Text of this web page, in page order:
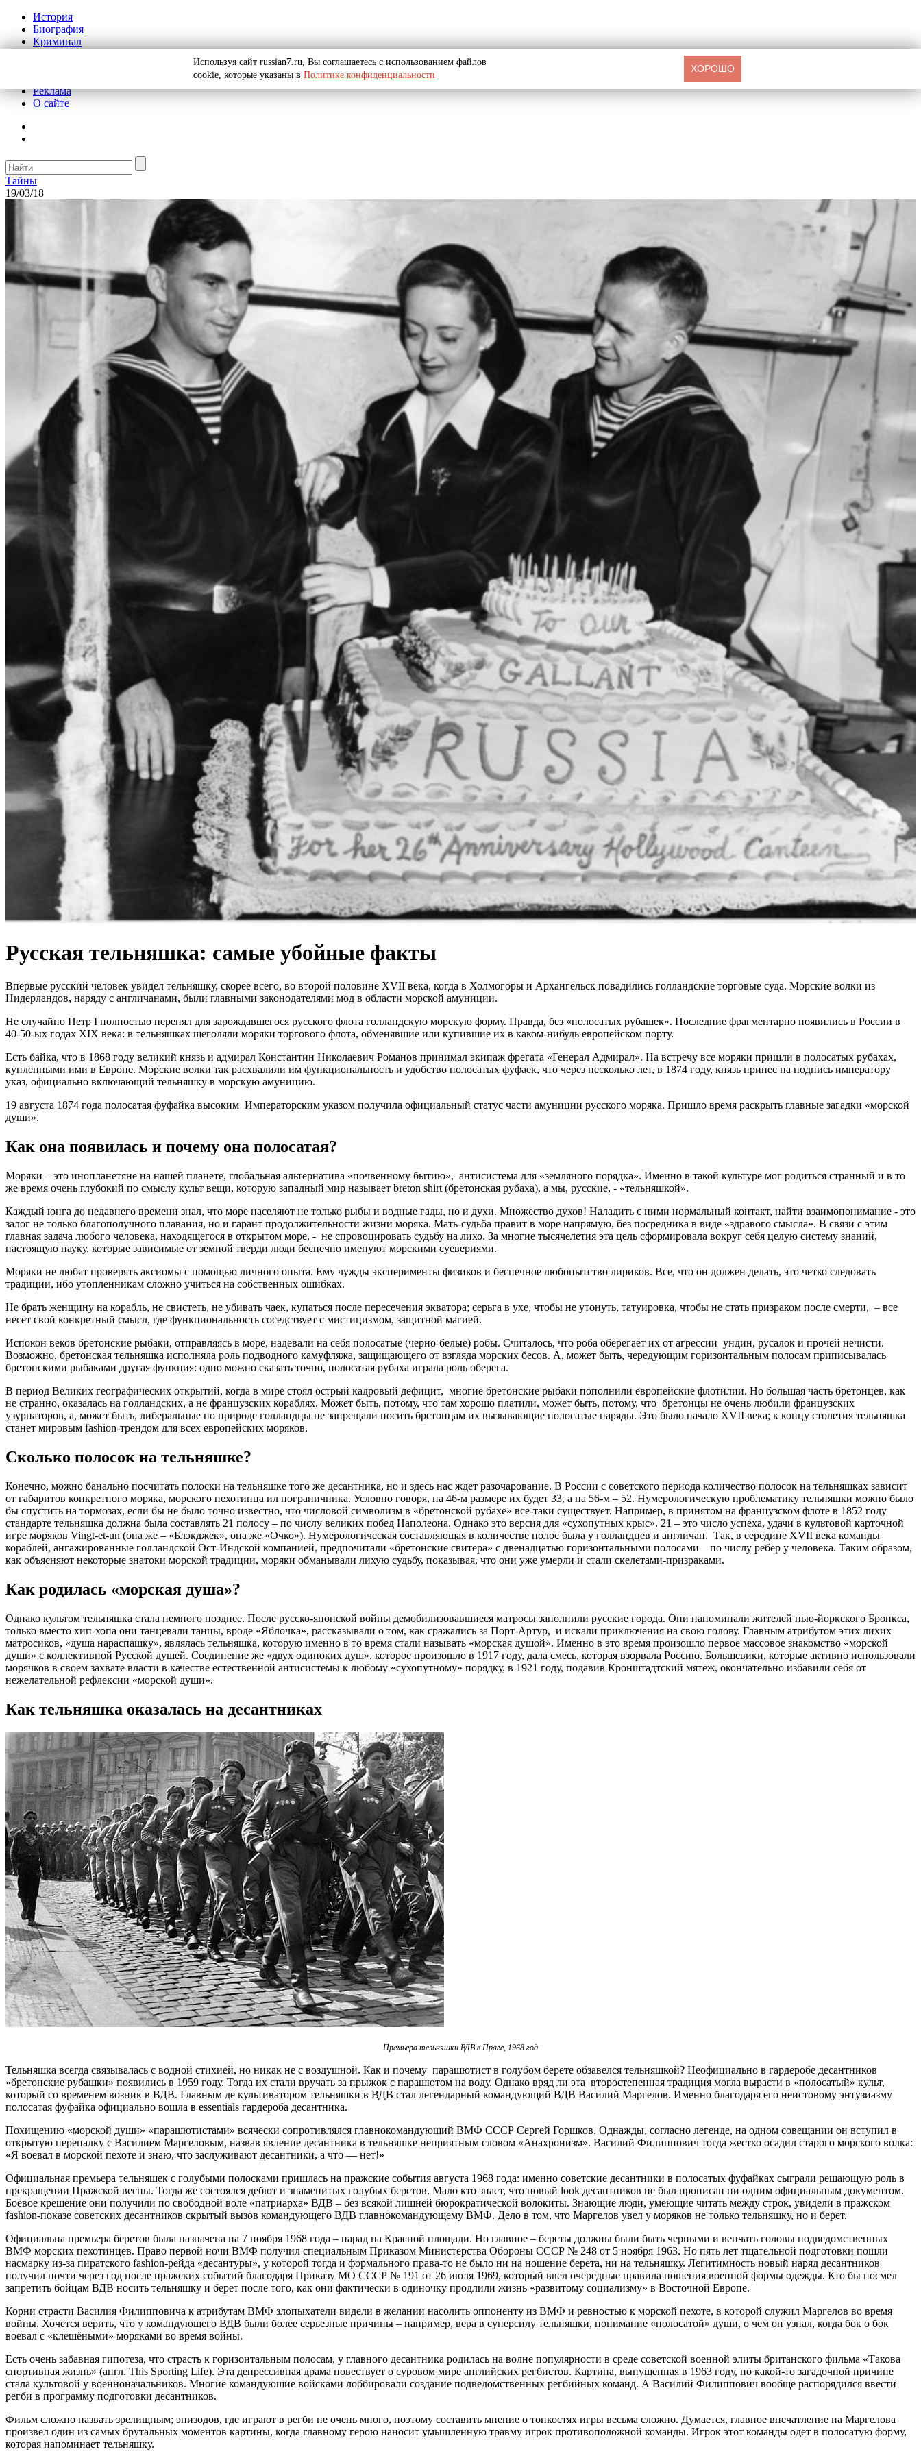
История
Биография
Криминал
Реклама
О сайте
Тайны
19/03/18
Русская тельняшка: самые убойные факты
Впервые русский человек увидел тельняшку, скорее всего, во второй половине XVII века, когда в Холмогоры и Архангельск повадились голландские торговые суда. Морские волки из
Нидерландов, наряду с англичанами, были главными законодателями мод в области морской амуниции.
Не случайно Петр I полностью перенял для зарождавшегося русского флота голландскую морскую форму. Правда, без «полосатых рубашек». Последние фрагментарно появились в России в
40-50-ых годах XIX века: в тельняшках щеголяли моряки торгового флота, обменявшие или купившие их в каком-нибудь европейском порту.
Есть байка, что в 1868 году великий князь и адмирал Константин Николаевич Романов принимал экипаж фрегата «Генерал Адмирал». На встречу все моряки пришли в полосатых рубахах,
купленными ими в Европе. Морские волки так расхвалили им функциональность и удобство полосатых фуфаек, что через несколько лет, в 1874 году, князь принес на подпись императору
указ, официально включающий тельняшку в морскую амуницию.
19 августа 1874 года полосатая фуфайка высоким Императорским указом получила официальный статус части амуниции русского моряка. Пришло время раскрыть главные загадки «морской
души».
Как она появилась и почему она полосатая?
Моряки – это инопланетяне на нашей планете, глобальная альтернатива «почвенному бытию», антисистема для «земляного порядка». Именно в такой культуре мог родиться странный и в то
же время очень глубокий по смыслу культ вещи, которую западный мир называет breton shirt (бретонская рубаха), а мы, русские, - «тельняшкой».
Каждый юнга до недавнего времени знал, что море населяют не только рыбы и водные гады, но и духи. Множество духов! Наладить с ними нормальный контакт, найти взаимопонимание - это
залог не только благополучного плавания, но и гарант продолжительности жизни моряка. Мать-судьба правит в море напрямую, без посредника в виде «здравого смысла». В связи с этим
главная задача любого человека, находящегося в открытом море, - не спровоцировать судьбу на лихо. За многие тысячелетия эта цель сформировала вокруг себя целую систему знаний,
настоящую науку, которые зависимые от земной тверди люди беспечно именуют морскими суевериями.
Моряки не любят проверять аксиомы с помощью личного опыта. Ему чужды эксперименты физиков и беспечное любопытство лириков. Все, что он должен делать, это четко следовать
традиции, ибо утопленникам сложно учиться на собственных ошибках.
Не брать женщину на корабль, не свистеть, не убивать чаек, купаться после пересечения экватора; серьга в ухе, чтобы не утонуть, татуировка, чтобы не стать призраком после смерти, – все
несет свой конкретный смысл, где функциональность соседствует с мистицизмом, защитной магией.
Испокон веков бретонские рыбаки, отправляясь в море, надевали на себя полосатые (черно-белые) робы. Считалось, что роба оберегает их от агрессии ундин, русалок и прочей нечисти.
Возможно, бретонская тельняшка исполняла роль подводного камуфляжа, защищающего от взгляда морских бесов. А, может быть, чередующим горизонтальным полосам приписывалась
бретонскими рыбаками другая функция: одно можно сказать точно, полосатая рубаха играла роль оберега.
В период Великих географических открытий, когда в мире стоял острый кадровый дефицит, многие бретонские рыбаки пополнили европейские флотилии. Но большая часть бретонцев, как
не странно, оказалась на голландских, а не французских кораблях. Может быть, потому, что там хорошо платили, может быть, потому, что бретонцы не очень любили французских
узурпаторов, а, может быть, либеральные по природе голландцы не запрещали носить бретонцам их вызывающие полосатые наряды. Это было начало XVII века; к концу столетия тельняшка
станет мировым fashion-трендом для всех европейских моряков.
Сколько полосок на тельняшке?
Конечно, можно банально посчитать полоски на тельняшке того же десантника, но и здесь нас ждет разочарование. В России с советского периода количество полосок на тельняшках зависит
от габаритов конкретного моряка, морского пехотинца ил пограничника. Условно говоря, на 46-м размере их будет 33, а на 56-м – 52. Нумерологическую проблематику тельняшки можно было
бы спустить на тормозах, если бы не было точно известно, что числовой символизм в «бретонской рубахе» все-таки существует. Например, в принятом на французском флоте в 1852 году
стандарте тельняшка должна была составлять 21 полосу – по числу великих побед Наполеона. Однако это версия для «сухопутных крыс». 21 – это число успеха, удачи в культовой карточной
игре моряков Vingt-et-un (она же – «Блэкджек», она же «Очко»). Нумерологическая составляющая в количестве полос была у голландцев и англичан. Так, в середине XVII века команды
кораблей, ангажированные голландской Ост-Индской компанией, предпочитали «бретонские свитера» с двенадцатью горизонтальными полосами – по числу ребер у человека. Таким образом,
как объясняют некоторые знатоки морской традиции, моряки обманывали лихую судьбу, показывая, что они уже умерли и стали скелетами-призраками.
Как родилась «морская душа»?
Однако культом тельняшка стала немного позднее. После русско-японской войны демобилизовавшиеся матросы заполнили русские города. Они напоминали жителей нью-йоркского Бронкса,
только вместо хип-хопа они танцевали танцы, вроде «Яблочка», рассказывали о том, как сражались за Порт-Артур, и искали приключения на свою голову. Главным атрибутом этих лихих
матросиков, «душа нараспашку», являлась тельняшка, которую именно в то время стали называть «морская душой». Именно в это время произошло первое массовое знакомство «морской
души» с коллективной Русской душей. Соединение же «двух одиноких душ», которое произошло в 1917 году, дала смесь, которая взорвала Россию. Большевики, которые активно использовали
морячков в своем захвате власти в качестве естественной антисистемы к любому «сухопутному» порядку, в 1921 году, подавив Кронштадтский мятеж, окончательно избавили себя от
нежелательной рефлексии «морской души».
Как тельняшка оказалась на десантниках
Премьера тельняшки ВДВ в Праге, 1968 год
Тельняшка всегда связывалась с водной стихией, но никак не с воздушной. Как и почему парашютист в голубом берете обзавелся тельняшкой? Неофициально в гардеробе десантников
«бретонские рубашки» появились в 1959 году. Тогда их стали вручать за прыжок с парашютом на воду. Однако вряд ли эта второстепенная традиция могла вырасти в «полосатый» культ,
который со временем возник в ВДВ. Главным де культиватором тельняшки в ВДВ стал легендарный командующий ВДВ Василий Маргелов. Именно благодаря его неистовому энтузиазму
полосатая фуфайка официально вошла в essentials гардероба десантника.
Похищению «морской души» «парашютистами» всячески сопротивлялся главнокомандующий ВМФ СССР Сергей Горшков. Однажды, согласно легенде, на одном совещании он вступил в
открытую перепалку с Василием Маргеловым, назвав явление десантника в тельняшке неприятным словом «Анахронизм». Василий Филиппович тогда жестко осадил старого морского волка:
«Я воевал в морской пехоте и знаю, что заслуживают десантники, а что — нет!»
Официальная премьера тельняшек с голубыми полосками пришлась на пражские события августа 1968 года: именно советские десантники в полосатых фуфайках сыграли решающую роль в
прекращении Пражской весны. Тогда же состоялся дебют и знаменитых голубых беретов. Мало кто знает, что новый look десантников не был прописан ни одним официальным документом.
Боевое крещение они получили по свободной воле «патриарха» ВДВ – без всякой лишней бюрократической волокиты. Знающие люди, умеющие читать между строк, увидели в пражском
fashion-показе советских десантников скрытый вызов командующего ВДВ главнокомандующему ВМФ. Дело в том, что Маргелов увел у моряков не только тельняшку, но и берет.
Официальна премьера беретов была назначена на 7 ноября 1968 года – парад на Красной площади. Но главное – береты должны были быть черными и венчать головы подведомственных
ВМФ морских пехотинцев. Право первой ночи ВМФ получил специальным Приказом Министерства Обороны СССР № 248 от 5 ноября 1963. Но пять лет тщательной подготовки пошли
насмарку из-за пиратского fashion-рейда «десантуры», у которой тогда и формального права-то не было ни на ношение берета, ни на тельняшку. Легитимность новый наряд десантников
получил почти через год после пражских событий благодаря Приказу МО СССР № 191 от 26 июля 1969, который ввел очередные правила ношения военной формы одежды. Кто бы посмел
запретить бойцам ВДВ носить тельняшку и берет после того, как они фактически в одиночку продлили жизнь «развитому социализму» в Восточной Европе.
Корни страсти Василия Филипповича к атрибутам ВМФ злопыхатели видели в желании насолить оппоненту из ВМФ и ревностью к морской пехоте, в которой служил Маргелов во время
войны. Хочется верить, что у командующего ВДВ были более серьезные причины – например, вера в суперсилу тельняшки, понимание «полосатой» души, о чем он узнал, когда бок о бок
воевал с «клешёными» моряками во время войны.
Есть очень забавная гипотеза, что страсть к горизонтальным полосам, у главного десантника родилась на волне популярности в среде советской военной элиты британского фильма «Такова
спортивная жизнь» (англ. This Sporting Life). Эта депрессивная драма повествует о суровом мире английских регбистов. Картина, выпущенная в 1963 году, по какой-то загадочной причине
стала культовой у военноначальников. Многие командующие войсками лоббировали создание подведомственных регбийных команд. А Василий Филиппович вообще распорядился ввести
регби в программу подготовки десантников.
Фильм сложно назвать зрелищным; эпизодов, где играют в регби не очень много, поэтому составить мнение о тонкостях игры весьма сложно. Думается, главное впечатление на Маргелова
произвел один из самых брутальных моментов картины, когда главному герою наносит умышленную травму игрок противоположной команды. Игрок этот команды одет в полосатую форму,
которая напоминает тельняшку.
Используя сайт russian7.ru, Вы соглашаетесь с использованием файлов
cookie, которые указаны в Политике конфиденциальности
ХОРОШО